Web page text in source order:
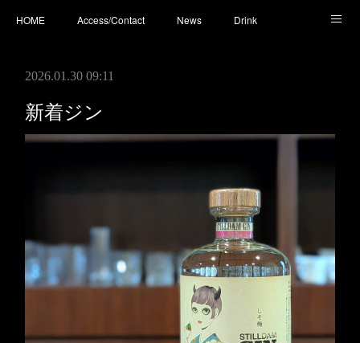
HOME Access/Contact News Drink
2026.01.30 09:11
新着ジン